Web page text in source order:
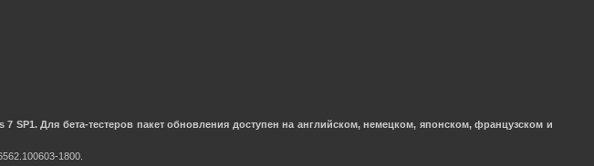
Для бета-тестеров пакет обновления доступен на английском, немецком, японском, французском и
1800.